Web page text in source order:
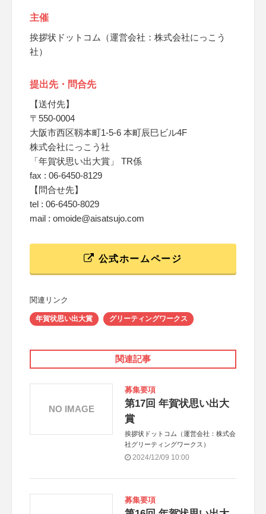
主催
挨拶状ドットコム（運営会社：株式会社にっこう
社）
提出先・問合先
【送付先】
〒550-0004
大阪市西区靱本町1-5-6 本町辰巳ビル4F
株式会社にっこう社
「年賀状思い出大賞」 TR係
fax : 06-6450-8129
【問合せ先】
tel : 06-6450-8029
mail : omoide@aisatsujo.com
公式ホームページ
関連リンク
年賀状思い出大賞 グリーティングワークス
関連記事
募集要項
第17回 年賀状思い出大
賞
挨拶状ドットコム（運営会社：株式会
社グリーティングワークス）
2024/12/09 10:00
NO IMAGE
募集要項